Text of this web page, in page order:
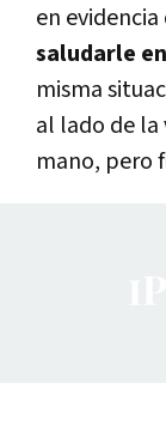
en
saludarle
misma
al lado de
mano, pero